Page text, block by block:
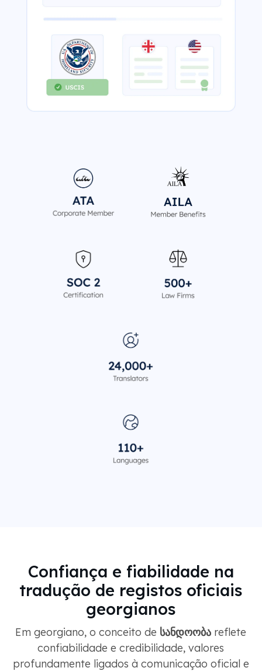
Confiança e fiabilidade na
tradução de registos oficiais
georgianos
Em georgiano, o conceito de სანდოობა reflete
confiabilidade e credibilidade, valores
profundamente ligados à comunicação oficial e